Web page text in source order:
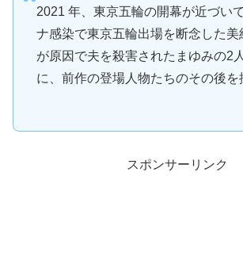
2021 年、東京五輪の開幕が近づい
ナ感染で東京五輪出場を断念した美
が原因で夫を殺害されたまゆみの2
に、前作の登場人物たちのその後を
スポンサーリンク